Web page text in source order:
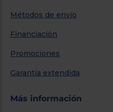
Métodos de envío
Financiación
Promociones
Garantía extendida
Más información